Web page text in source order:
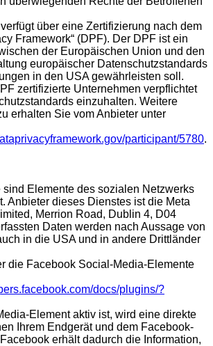
über eine Zertifizierung nach dem
Framework“ (DPF). Der DPF ist ein
der Europäischen Union und den
europäischer Datenschutzstandards
in den USA gewährleisten soll.
zertifizierte Unternehmen verpflichtet
einzuhalten. Weitere
erhalten Sie vom Anbieter unter
participant/5780.
Elemente des sozialen Netzwerks
Anbieter dieses Dienstes ist die Meta
Merrion Road, Dublin 4, D04
Daten werden nach Aussage von
in die USA und in andere Drittländer
die Facebook Social-Media-Elemente
docs/plugins/?
Element aktiv ist, wird eine direkte
Ihrem Endgerät und dem Facebook-
erhält dadurch die Information,